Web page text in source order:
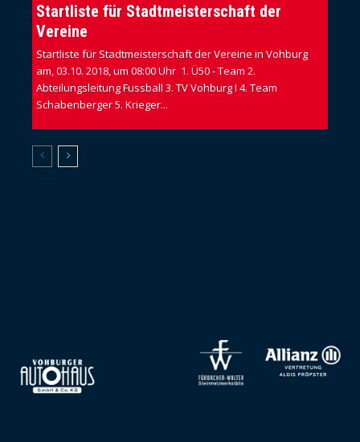
Startliste für Stadtmeisterschaft der
Vereine
Startliste für Stadtmeisterschaft der Vereine in Vohburg
am, 03.10. 2018, um 08:00 Uhr 1. Ü50 - Team 2.
Abteilungsleitung Fussball 3. TV Vohburg I 4. Team
Schabenberger 5. Krieger...